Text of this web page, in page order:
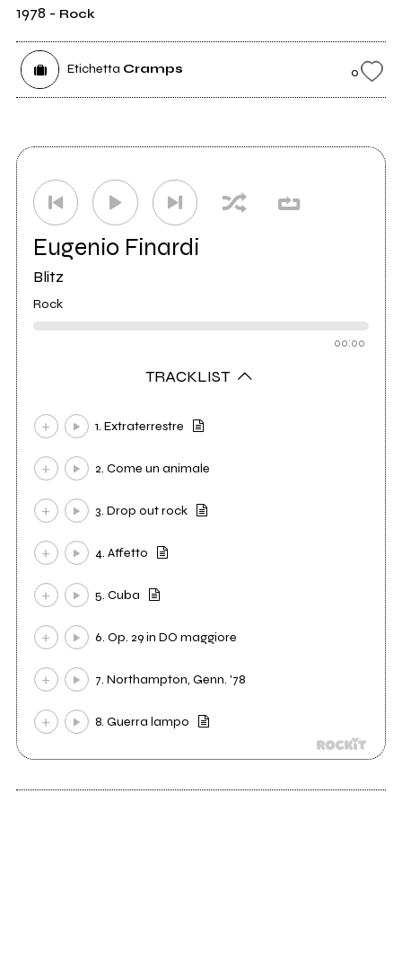
1978 - Rock
Etichetta Cramps 0
Eugenio Finardi
Blitz
Rock
00:00
TRACKLIST
1. Extraterrestre
2. Come un animale
3. Drop out rock
4. Affetto
5. Cuba
6. Op. 29 in DO maggiore
7. Northampton, Genn. '78
8. Guerra lampo